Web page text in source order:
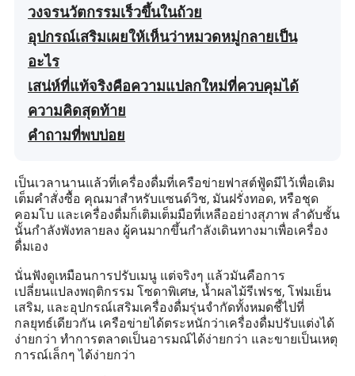
วงจรนวัตกรรมเร็วขึ้นในถ้วย
อุปกรณ์เสริมเผยให้เห็นว่าหมวดหมู่กลายเป็น
อะไร
เสน่ห์ที่แท้จริงคือความแปลกใหม่ที่ควบคุมได้
ความคิดสุดท้าย
คำถามที่พบบ่อย
เป็นเวลานานแล้วที่เครื่องดื่มที่เครือข่ายฟาสต์ฟู้ดมีไว้เพื่อเติม
เต็มคำสั่งซื้อ คุณมาสำหรับแซนด์วิช, มันฝรั่งทอด, หรือชุด
คอมโบ และเครื่องดื่มก็เติมเต็มมือที่เหลืออย่างสุภาพ ลำดับชั้น
นั้นกำลังพังทลายลง ผู้คนมากขึ้นกำลังเดินทางมาเพื่อเครื่อง
ดื่มเอง
นั่นฟังดูเหมือนการปรับเมนู แต่จริงๆ แล้วมันคือการ
เปลี่ยนแปลงพฤติกรรม โซดาพิเศษ, น้ำผลไม้รีเฟรช, โฟมเย็น
เสริม, และอุปกรณ์เสริมเครื่องดื่มรุ่นจำกัดทั้งหมดชี้ไปที่
กลยุทธ์เดียวกัน เครือข่ายได้ตระหนักว่าเครื่องดื่มปรับแต่งได้
ง่ายกว่า ทำการตลาดเป็นอารมณ์ได้ง่ายกว่า และขายเป็นเหตุ
การณ์เล็กๆ ได้ง่ายกว่า